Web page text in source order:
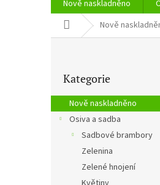
Nově naskladněno
Domů Nově
r
a
kategorie
Kategorie
Nově naskladněno
Osiva a sadba
Sadbové brambory
Zelenina
Zelené hnojení